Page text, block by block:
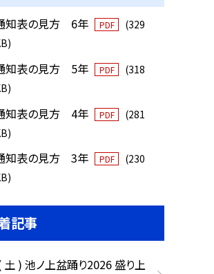
知表の見方 6年 PDF
(329
知表の見方 5年 PDF
(318
知表の見方 4年 PDF
(281
知表の見方 3年 PDF
(230
記事
土 ) 池ノ上盆踊り2026 盛り上